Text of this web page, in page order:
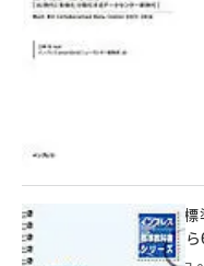
インプレ
NSA/SAか